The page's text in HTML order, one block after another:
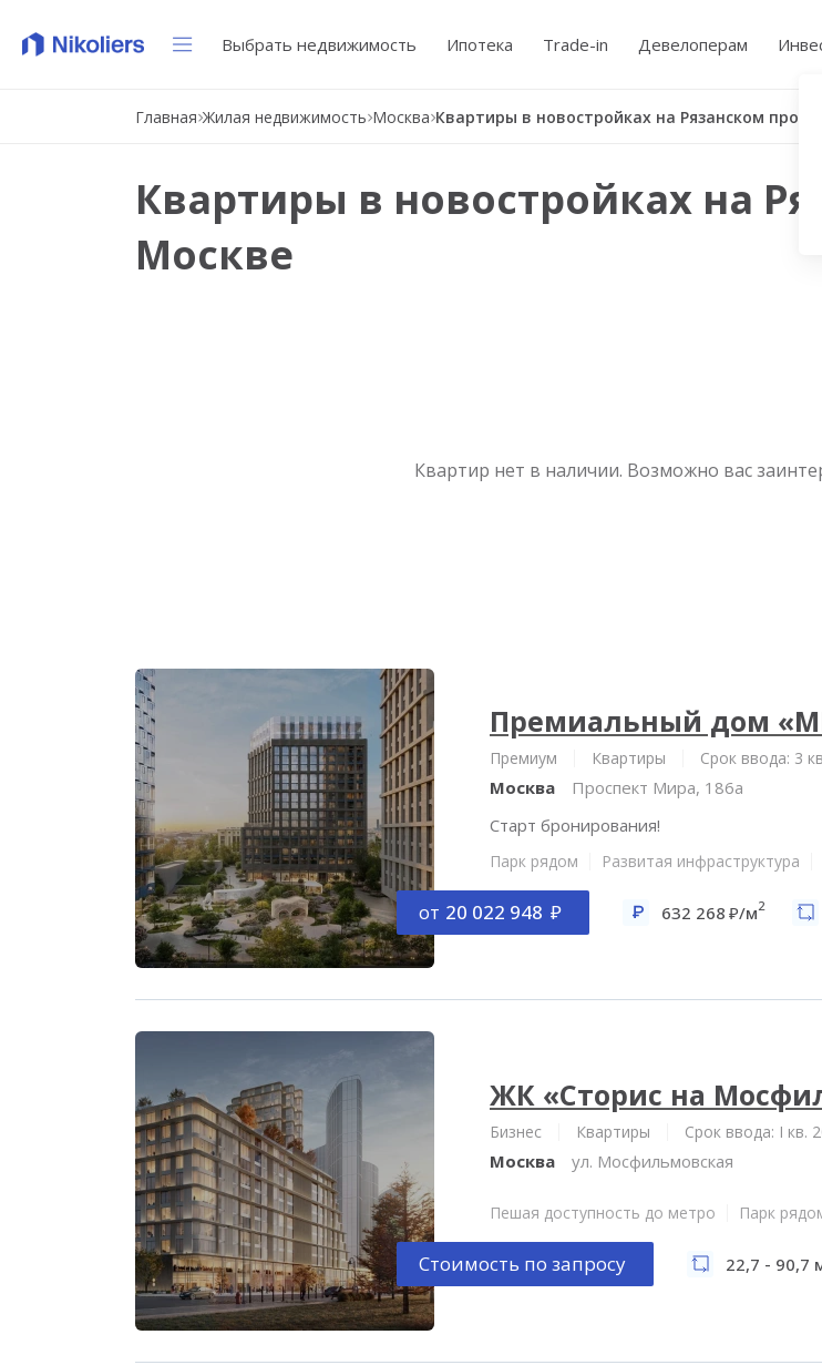
Выбрать недвижимость Ипотека Trade-in Девелоперам
Главная Жилая недвижимость Москва
Квартиры в новостройках на
Москве
Квартир нет в наличии. Возможно вас
Премиальный дом
Премиум Квартиры Срок ввода: 3
Москва
Проспект Мира, 186а
Старт бронирования!
Парк рядом Развитая инфраструктура
от 20 022 948 632 268 /м2
ЖК «Сторис на
Бизнес Квартиры Срок ввода: I кв.
Москва ул. Мосфильмовская
Пешая доступность до метро Парк
Стоимость по запросу 22,7 - 90,7